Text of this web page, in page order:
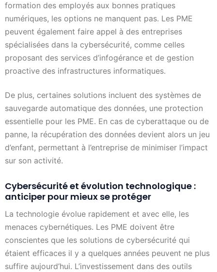
formation des employés aux bonnes pratiques
numériques, les options ne manquent pas. Les PME
peuvent également faire appel à des entreprises
spécialisées dans la cybersécurité, comme celles
proposant des services d’infogérance et de gestion
proactive des infrastructures informatiques.
De plus, certaines solutions incluent des systèmes de
sauvegarde automatique des données, une protection
essentielle pour les PME. En cas de cyberattaque ou de
panne, la récupération des données devient alors un jeu
d’enfant, permettant à l’entreprise de minimiser l’impact
sur son activité.
Cybersécurité et évolution technologique :
anticiper pour mieux se protéger
La technologie évolue rapidement et avec elle, les
menaces cybernétiques. Les PME doivent être
conscientes que les solutions de cybersécurité qui
étaient efficaces il y a quelques années peuvent ne plus
suffire aujourd’hui. L’investissement dans des outils